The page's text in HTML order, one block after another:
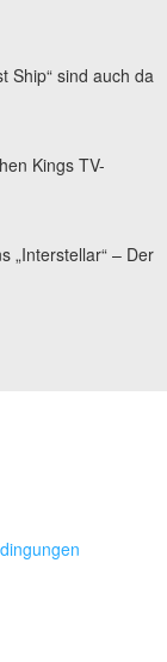
Ship“ sind auch da
Kings TV-
„Interstellar“ – Der